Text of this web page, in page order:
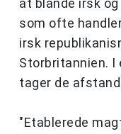
at blande irsk
som ofte
irsk
Storbritannien. I
tager de
"Etablerede